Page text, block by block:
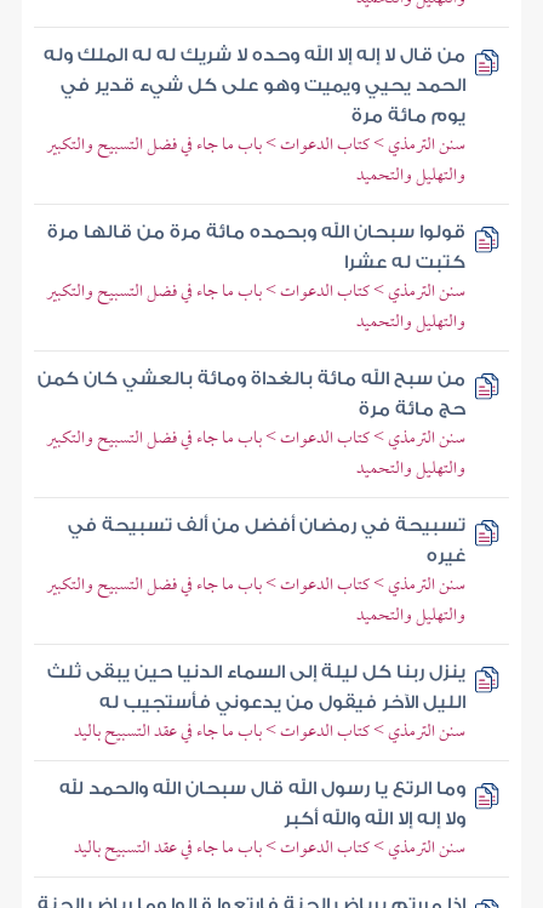
من قال لا إله إلا الله وحده لا شريك له له الملك وله
الحمد يحيي ويميت وهو على كل شيء قدير في
يوم مائة مرة
سنن الترمذي > كتاب الدعوات > باب ما جاء في فضل التسبيح والتكبير
والتهليل والتحميد
قولوا سبحان الله وبحمده مائة مرة من قالها مرة
كتبت له عشرا
سنن الترمذي > كتاب الدعوات > باب ما جاء في فضل التسبيح والتكبير
والتهليل والتحميد
من سبح الله مائة بالغداة ومائة بالعشي كان كمن
حج مائة مرة
سنن الترمذي > كتاب الدعوات > باب ما جاء في فضل التسبيح والتكبير
والتهليل والتحميد
تسبيحة في رمضان أفضل من ألف تسبيحة في
غيره
سنن الترمذي > كتاب الدعوات > باب ما جاء في فضل التسبيح والتكبير
والتهليل والتحميد
ينزل ربنا كل ليلة إلى السماء الدنيا حين يبقى ثلث
الليل الآخر فيقول من يدعوني فأستجيب له
سنن الترمذي > كتاب الدعوات > باب ما جاء في عقد التسبيح باليد
وما الرتع يا رسول الله قال سبحان الله والحمد لله
ولا إله إلا الله والله أكبر
سنن الترمذي > كتاب الدعوات > باب ما جاء في عقد التسبيح باليد